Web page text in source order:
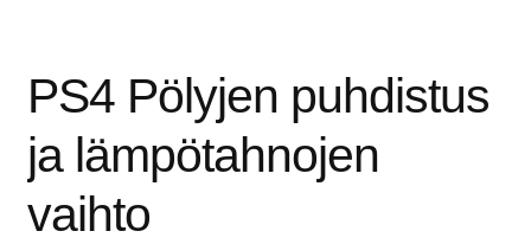
Ota yhteyttä
Usein kysyttyä
PS4 Pölyjen puhdistus
ja lämpötahnojen
vaihto